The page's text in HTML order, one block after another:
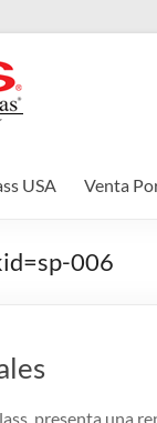
USA Venta
006
presenta una